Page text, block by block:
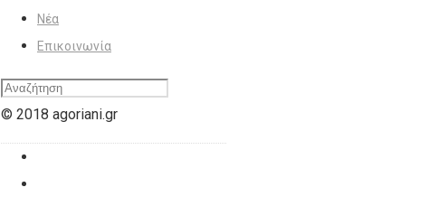
Νέα
Επικοινωνία
© 2018 agoriani.gr